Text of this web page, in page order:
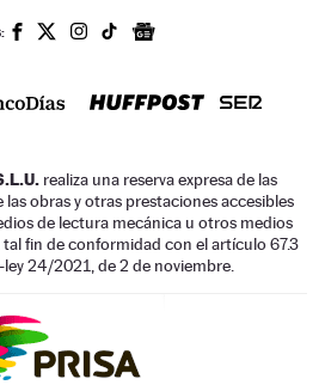
realiza una reserva expresa de las
obras y otras prestaciones accesibles
de lectura mecánica u otros medios
fin de conformidad con el artículo 67.3
24/2021, de 2 de noviembre.